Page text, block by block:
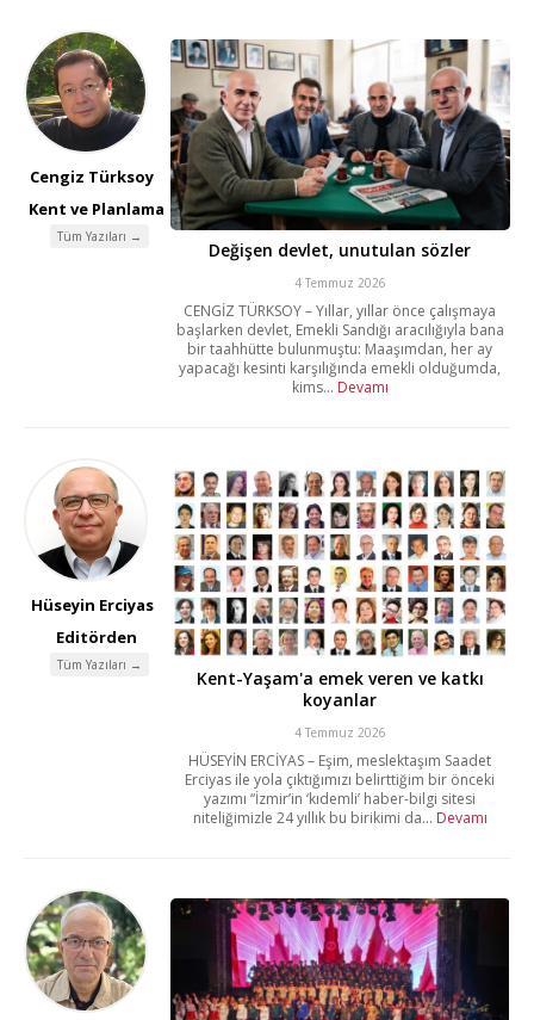
Cengiz Türksoy
Kent ve Planlama
Tüm Yazıları →
Değişen devlet, unutulan sözler
4 Temmuz 2026
CENGİZ TÜRKSOY – Yıllar, yıllar önce çalışmaya
başlarken devlet, Emekli Sandığı aracılığıyla bana
bir taahhütte bulunmuştu: Maaşımdan, her ay
yapacağı kesinti karşılığında emekli olduğumda,
kims... Devamı
Hüseyin Erciyas
Editörden
Tüm Yazıları →
Kent-Yaşam'a emek veren ve katkı
koyanlar
4 Temmuz 2026
HÜSEYİN ERCİYAS – Eşim, meslektaşım Saadet
Erciyas ile yola çıktığımızı belirttiğim bir önceki
yazımı “İzmir’in ‘kıdemli’ haber-bilgi sitesi
niteliğimizle 24 yıllık bu birikimi da... Devamı